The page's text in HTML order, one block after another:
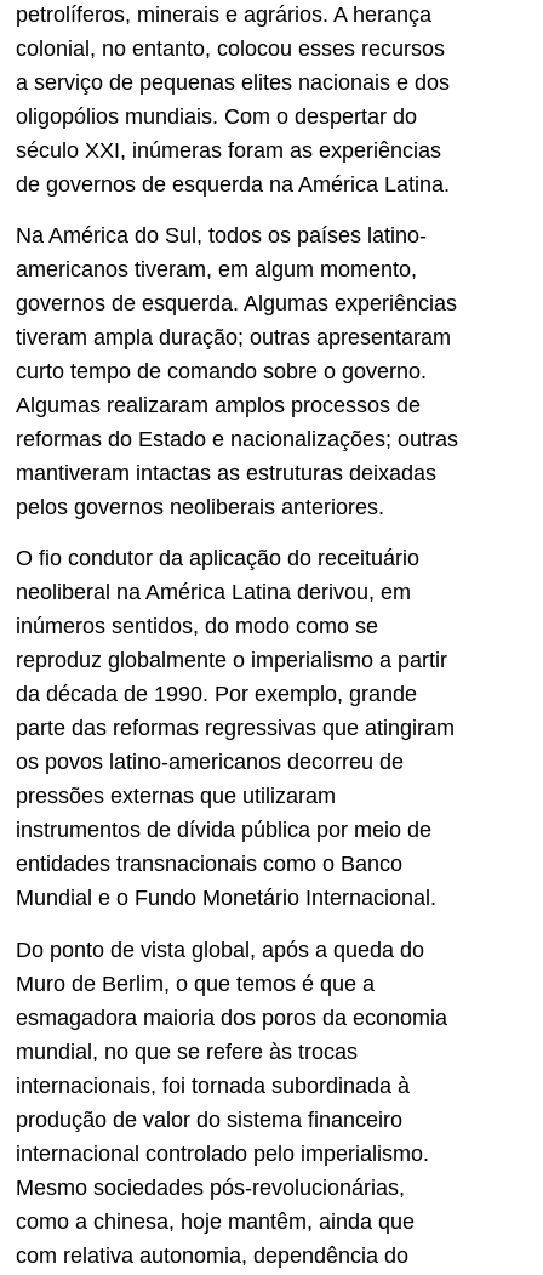
petrolíferos, minerais e agrários. A herança
colonial, no entanto, colocou esses recursos
a serviço de pequenas elites nacionais e dos
oligopólios mundiais. Com o despertar do
século XXI, inúmeras foram as experiências
de governos de esquerda na América Latina.
Na América do Sul, todos os países latino-
americanos tiveram, em algum momento,
governos de esquerda. Algumas experiências
tiveram ampla duração; outras apresentaram
curto tempo de comando sobre o governo.
Algumas realizaram amplos processos de
reformas do Estado e nacionalizações; outras
mantiveram intactas as estruturas deixadas
pelos governos neoliberais anteriores.
O fio condutor da aplicação do receituário
neoliberal na América Latina derivou, em
inúmeros sentidos, do modo como se
reproduz globalmente o imperialismo a partir
da década de 1990. Por exemplo, grande
parte das reformas regressivas que atingiram
os povos latino-americanos decorreu de
pressões externas que utilizaram
instrumentos de dívida pública por meio de
entidades transnacionais como o Banco
Mundial e o Fundo Monetário Internacional.
Do ponto de vista global, após a queda do
Muro de Berlim, o que temos é que a
esmagadora maioria dos poros da economia
mundial, no que se refere às trocas
internacionais, foi tornada subordinada à
produção de valor do sistema financeiro
internacional controlado pelo imperialismo.
Mesmo sociedades pós-revolucionárias,
como a chinesa, hoje mantêm, ainda que
com relativa autonomia, dependência do